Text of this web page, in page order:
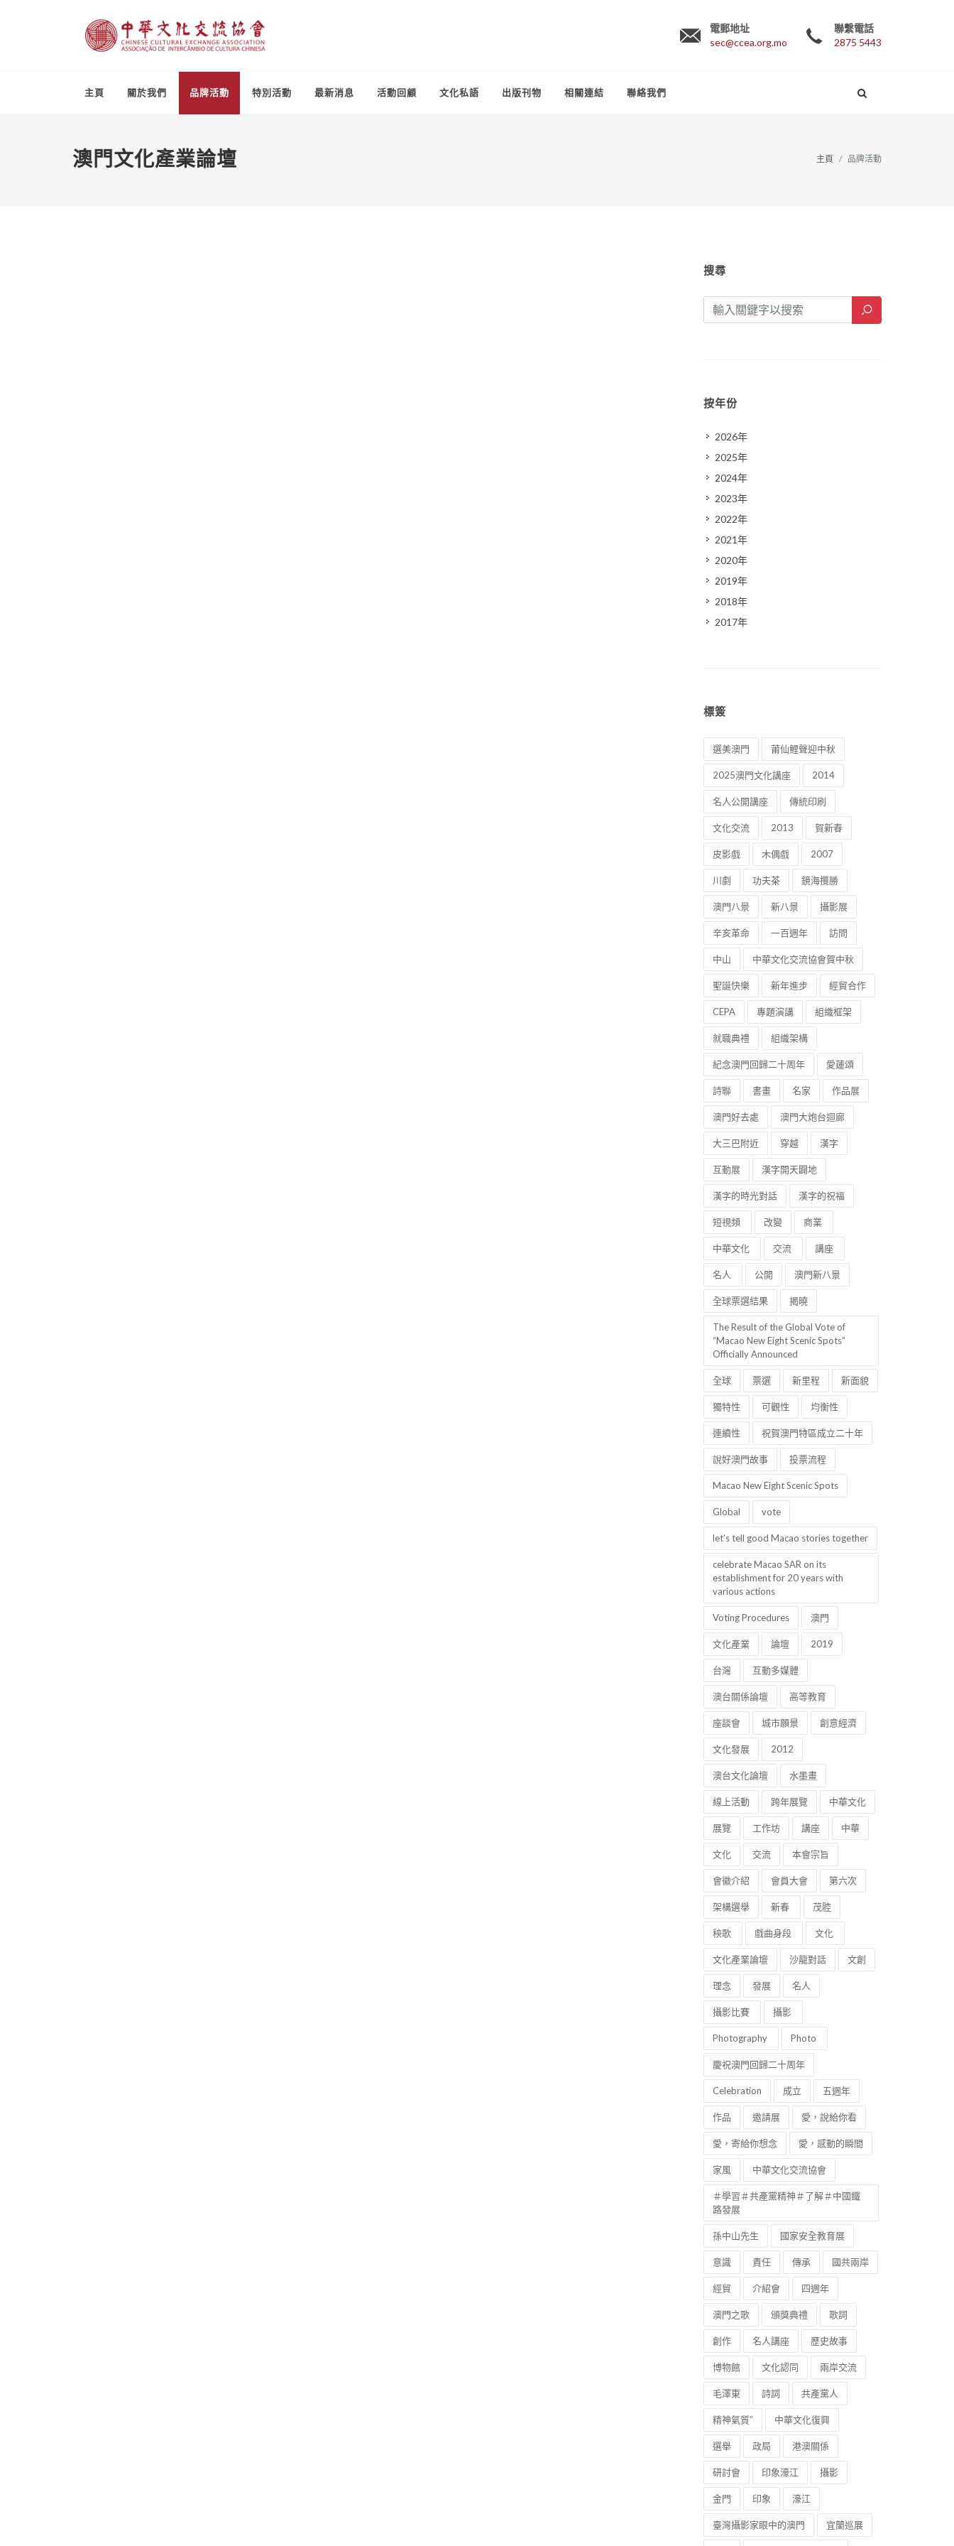
電郵地址
sec@ccea.org.mo
聯繫電話
2875 5443
主頁 關於我們 品牌活動 特別活動 最新消息 活動回顧 文化私語 出版刊物 相關連結 聯絡我們
澳門文化產業論壇 主頁 品牌活動
搜尋
按年份
2026年
2025年
2024年
2023年
2022年
2021年
2020年
2019年
2018年
2017年
標簽
選美澳門 莆仙鯉聲迎中秋
2025澳門文化講座 2014
名人公開講座 傳統印刷
文化交流 2013 賀新春
皮影戲 木偶戲 2007
川劇 功夫茶 鏡海攬勝
澳門八景 新八景 攝影展
辛亥革命 一百週年 訪問
中山 中華文化交流協會賀中秋
聖誕快樂 新年進步 經貿合作
CEPA 專題演講 組織框架
就職典禮 組織架構
紀念澳門回歸二十周年 愛蓮頌
詩聯 書畫 名家 作品展
澳門好去處 澳門大炮台迴廊
大三巴附近 穿越 漢字
互動展 漢字開天闢地
漢字的時光對話 漢字的祝福
短視頻 改變 商業
中華文化 交流 講座
名人 公開 澳門新八景
全球票選結果 揭曉
The Result of the Global Vote of
“Macao New Eight Scenic Spots”
Officially Announced
全球 票選 新里程 新面貌
獨特性 可觀性 均衡性
連續性 祝賀澳門特區成立二十年
說好澳門故事 投票流程
Macao New Eight Scenic Spots
Global vote
let’s tell good Macao stories together
celebrate Macao SAR on its
establishment for 20 years with
various actions
Voting Procedures 澳門
文化產業 論壇 2019
台灣 互動多媒體
澳台關係論壇 高等教育
座談會 城市願景 創意經濟
文化發展 2012
澳台文化論壇 水墨畫
線上活動 跨年展覽 中華文化
展覽 工作坊 講座 中華
文化 交流 本會宗旨
會徽介紹 會員大會 第六次
架構選舉 新春 茂腔
秧歌 戲曲身段 文化
文化產業論壇 沙龍對話 文創
理念 發展 名人
攝影比賽 攝影
Photography Photo
慶祝澳門回歸二十周年
Celebration 成立 五週年
作品 邀請展 愛，說給你看
愛，寄給你想念 愛，感動的瞬間
家風 中華文化交流協會
＃學習＃共產黨精神＃了解＃中國鐵
路發展
孫中山先生 國家安全教育展
意識 責任 傳承 國共兩岸
經貿 介紹會 四週年
澳門之歌 頒獎典禮 歌詞
創作 名人講座 歷史故事
博物館 文化認同 兩岸交流
毛澤東 詩詞 共產黨人
精神氣質” 中華文化復興
選舉 政局 港澳關係
研討會 印象濠江 攝影
金門 印象 濠江
臺灣攝影家眼中的澳門 宜蘭巡展